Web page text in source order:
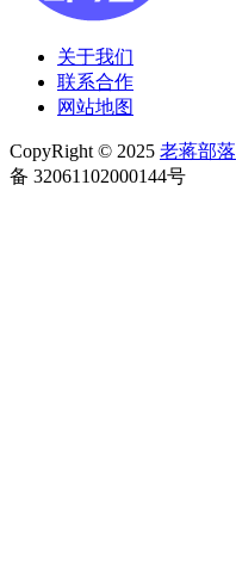
关于我们
联系合作
网站地图
CopyRight © 2025 老蒋部落
备 32061102000144号